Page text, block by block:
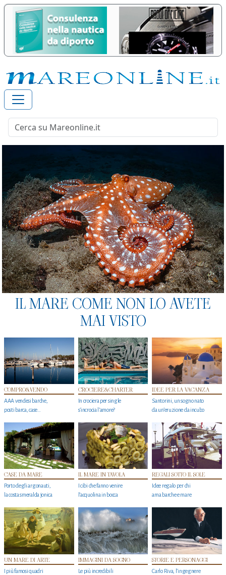
IL MARE COME NON LO AVETE
MAI VISTO
COMPRO&VENDO
AAA vendesi barche,
posti barca, case…
CROCIERE&CHARTER
In crociera per single
s'incrocia l’amore?
IDEE PER LA VACANZA
Santorini, un sogno nato
da un’eruzione da incubo
CASE DA MARE
Porto degli argonauti,
la costa smeralda jonica
IL MARE IN TAVOLA
I cibi che fanno venire
l’acquolina in bocca
REGALI SOTTO IL SOLE
Idee regalo per chi
ama barche e mare
UN MARE DI ARTE
I più famosi quadri
IMMAGINI DA SOGNO
Le più incredibili
STORIE E PERSONAGGI
Carlo Riva, l’ingegnere